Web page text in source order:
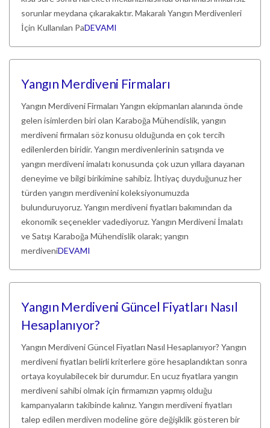
sorunlar meydana çıkarakaktır. Makaralı Yangın Merdivenleri
İçin Kullanılan PaDEVAMI
Yangın Merdiveni Firmaları
Yangın Merdiveni Firmaları Yangın ekipmanları alanında önde
gelen isimlerden biri olan Karaboğa Mühendislik, yangın
merdiveni firmaları söz konusu olduğunda en çok tercih
edilenlerden biridir. Yangın merdivenlerinin satışında ve
yangın merdiveni imalatı konusunda çok uzun yıllara dayanan
deneyime ve bilgi birikimine sahibiz. İhtiyaç duyduğunuz her
türden yangın merdivenini koleksiyonumuzda
bulunduruyoruz. Yangın merdiveni fiyatları bakımından da
ekonomik seçenekler vadediyoruz. Yangın Merdiveni İmalatı
ve Satışı Karaboğa Mühendislik olarak; yangın
merdiveniDEVAMI
Yangın Merdiveni Güncel Fiyatları Nasıl
Hesaplanıyor?
Yangın Merdiveni Güncel Fiyatları Nasıl Hesaplanıyor? Yangın
merdiveni fiyatları belirli kriterlere göre hesaplandıktan sonra
ortaya koyulabilecek bir durumdur. En ucuz fiyatlara yangın
merdiveni sahibi olmak için firmamızın yapmış olduğu
kampanyaların takibinde kalınız. Yangın merdiveni fiyatları
talep edilen merdiven modeline göre değişiklik gösteren bir